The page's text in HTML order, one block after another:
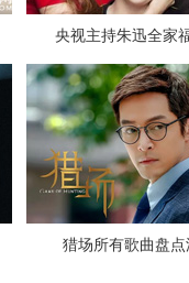
央视主持朱迅全家
猎场所有歌曲盘点